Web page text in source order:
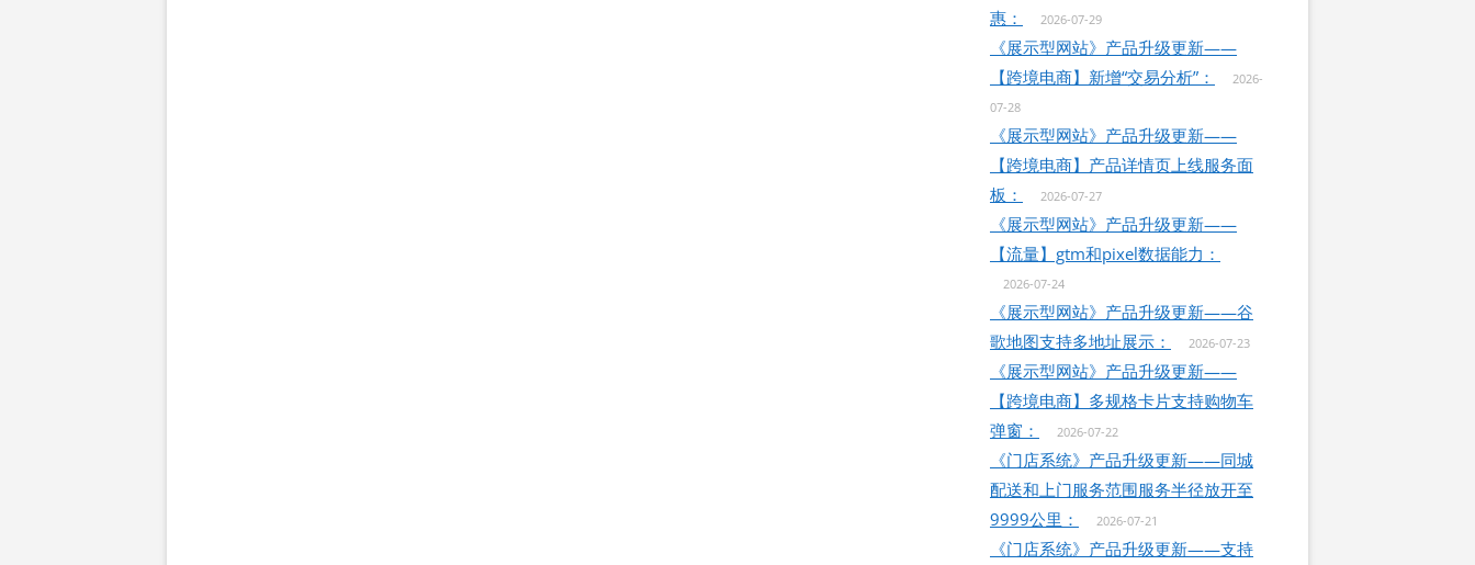
惠：
2026-07-29
《展示型网站》产品升级更新——
【跨境电商】新增“交易分析”：
2026-
07-28
《展示型网站》产品升级更新——
【跨境电商】产品详情页上线服务面
板：
2026-07-27
《展示型网站》产品升级更新——
【流量】gtm和pixel数据能力：
2026-07-24
《展示型网站》产品升级更新——谷
歌地图支持多地址展示：
2026-07-23
《展示型网站》产品升级更新——
【跨境电商】多规格卡片支持购物车
弹窗：
2026-07-22
《门店系统》产品升级更新——同城
配送和上门服务范围服务半径放开至
9999公里：
2026-07-21
《门店系统》产品升级更新——支持